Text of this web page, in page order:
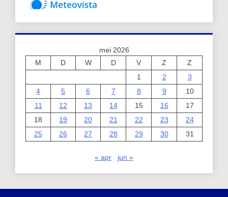
mei 2026
M
D W D V Z
Z
1
2
3
4
5 6 7 8 9
10
11
12 13 14 15 16
17
18
19 20 21 22 23
24
25
26 27 28 29 30 31
« apr jun »